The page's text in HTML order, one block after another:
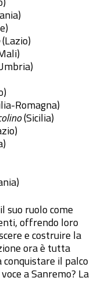
(Lazio)
Romagna)
(Sicilia)
suo ruolo come
offrendo loro
e costruire la
ora è tutta
il palco
a Sanremo? La